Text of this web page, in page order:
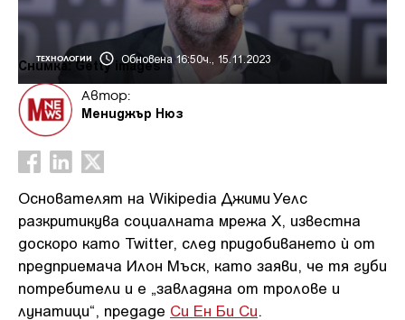
ТЕХНОЛОГИИ Обновена 16:50ч., 15.11.2023
Снимка: Getty images
Автор:
Мениджър Нюз
Основателят на Wikipedia Джими Уелс
разкритикува социалната мрежа X, известна
доскоро като Twitter, след придобиването ѝ от
предприемача Илон Мъск, като заяви, че тя губи
потребители и е „завладяна от тролове и
лунатици“, предаде Си Ен Би Си.